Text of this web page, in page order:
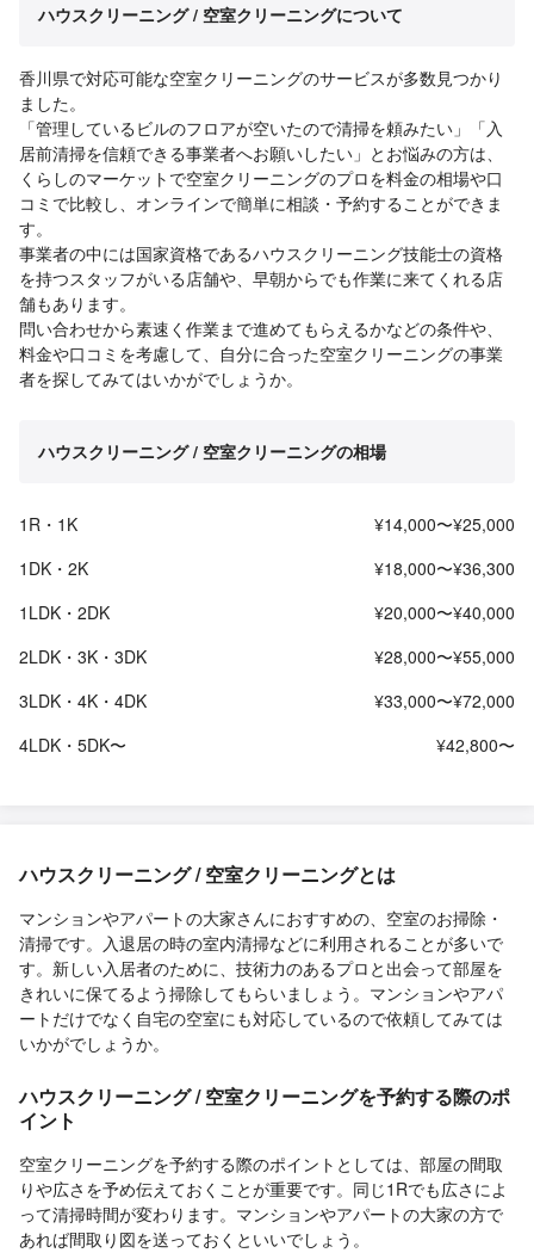
ハウスクリーニング / 空室クリーニングについて
香川県で対応可能な空室クリーニングのサービスが多数見つかり
ました。
「管理しているビルのフロアが空いたので清掃を頼みたい」「入
居前清掃を信頼できる事業者へお願いしたい」とお悩みの方は、
くらしのマーケットで空室クリーニングのプロを料金の相場や口
コミで比較し、オンラインで簡単に相談・予約することができま
す。
事業者の中には国家資格であるハウスクリーニング技能士の資格
を持つスタッフがいる店舗や、早朝からでも作業に来てくれる店
舗もあります。
問い合わせから素速く作業まで進めてもらえるかなどの条件や、
料金や口コミを考慮して、自分に合った空室クリーニングの事業
者を探してみてはいかがでしょうか。
ハウスクリーニング / 空室クリーニングの相場
1R・1K
¥14,000〜¥25,000
1DK・2K
¥18,000〜¥36,300
1LDK・2DK
¥20,000〜¥40,000
2LDK・3K・3DK
¥28,000〜¥55,000
3LDK・4K・4DK
¥33,000〜¥72,000
4LDK・5DK〜
¥42,800〜
ハウスクリーニング / 空室クリーニングとは
マンションやアパートの大家さんにおすすめの、空室のお掃除・
清掃です。入退居の時の室内清掃などに利用されることが多いで
す。新しい入居者のために、技術力のあるプロと出会って部屋を
きれいに保てるよう掃除してもらいましょう。マンションやアパ
ートだけでなく自宅の空室にも対応しているので依頼してみては
いかがでしょうか。
ハウスクリーニング / 空室クリーニングを予約する際のポ
イント
空室クリーニングを予約する際のポイントとしては、部屋の間取
りや広さを予め伝えておくことが重要です。同じ1Rでも広さによ
って清掃時間が変わります。マンションやアパートの大家の方で
あれば間取り図を送っておくといいでしょう。